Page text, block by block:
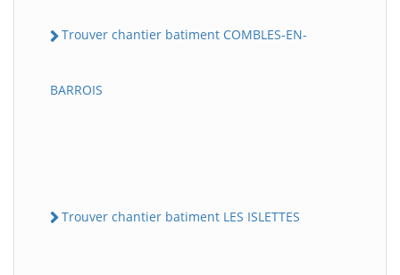
Trouver chantier batiment COMBLES-EN-
BARROIS
Trouver chantier batiment LES ISLETTES